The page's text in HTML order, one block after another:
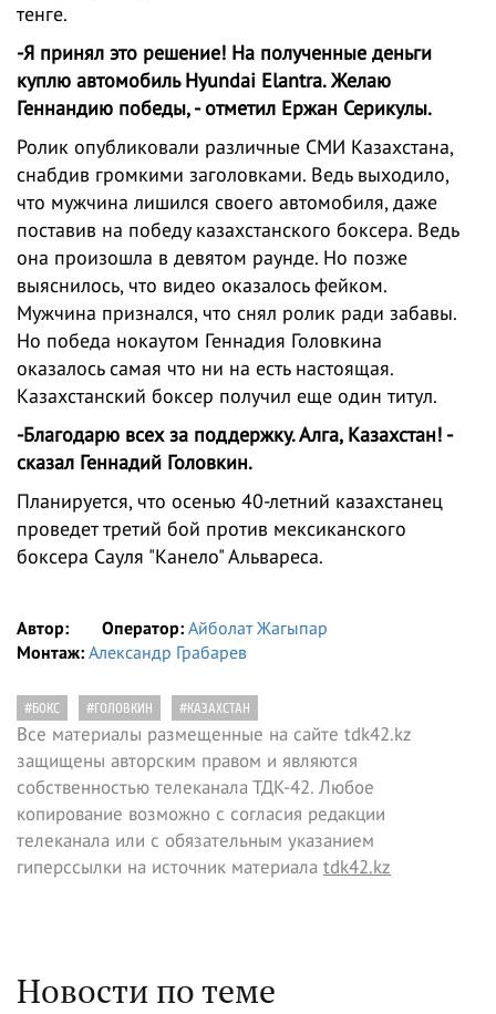
тенге.
-Я принял это решение! На полученные деньги
куплю автомобиль Hyundai Elantra. Желаю
Геннандию победы, - отметил Ержан Серикулы.
Ролик опубликовали различные СМИ Казахстана,
снабдив громкими заголовками. Ведь выходило,
что мужчина лишился своего автомобиля, даже
поставив на победу казахстанского боксера. Ведь
она произошла в девятом раунде. Но позже
выяснилось, что видео оказалось фейком.
Мужчина признался, что снял ролик ради забавы.
Но победа нокаутом Геннадия Головкина
оказалось самая что ни на есть настоящая.
Казахстанский боксер получил еще один титул.
-Благодарю всех за поддержку. Алга, Казахстан! -
сказал Геннадий Головкин.
Планируется, что осенью 40-летний казахстанец
проведет третий бой против мексиканского
боксера Сауля "Канело" Альвареса.
Автор: Оператор: Айболат Жагыпар
Монтаж: Александр Грабарев
#БОКС #ГОЛОВКИН #КАЗАХСТАН
Все материалы размещенные на сайте tdk42.kz
защищены авторским правом и являются
собственностью телеканала ТДК-42. Любое
копирование возможно с согласия редакции
телеканала или с обязательным указанием
гиперссылки на источник материала tdk42.kz
Новости по теме